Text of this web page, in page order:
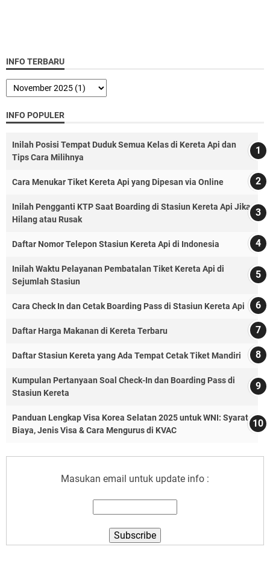
INFO TERBARU
INFO POPULER
Inilah Posisi Tempat Duduk Semua Kelas di Kereta Api dan
Tips Cara Milihnya
Cara Menukar Tiket Kereta Api yang Dipesan via Online
Inilah Pengganti KTP Saat Boarding di Stasiun Kereta Api Jika
Hilang atau Rusak
Daftar Nomor Telepon Stasiun Kereta Api di Indonesia
Inilah Waktu Pelayanan Pembatalan Tiket Kereta Api di
Sejumlah Stasiun
Cara Check In dan Cetak Boarding Pass di Stasiun Kereta Api
Daftar Harga Makanan di Kereta Terbaru
Daftar Stasiun Kereta yang Ada Tempat Cetak Tiket Mandiri
Kumpulan Pertanyaan Soal Check-In dan Boarding Pass di
Stasiun Kereta
Panduan Lengkap Visa Korea Selatan 2025 untuk WNI: Syarat,
Biaya, Jenis Visa & Cara Mengurus di KVAC
Masukan email untuk update info :